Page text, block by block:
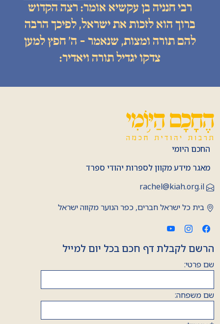
רבי חנניה בן עקשיא אומר: רצה הקדוש
ברוך הוא לזכות את ישראל, לפיכך הרבה
להם תורה ומצות, שנאמר - ה׳ חפץ למען
צדקו יגדיל תורה ויאדיר:
החכם היומי
מאגר מידע מקוון לספרות יהודי ספרד
rachel@kiah.org.il
בית כל ישראל חברים, כפר הנוער מקווה ישראל
הרשם לקבלת דף חכם בכל יום למייל
שם פרטי:
שם משפחה: